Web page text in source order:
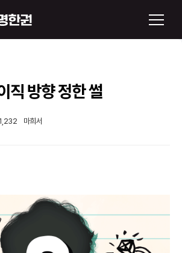
권 보기
자 얼굴
직 방향 정한 썰
마희서